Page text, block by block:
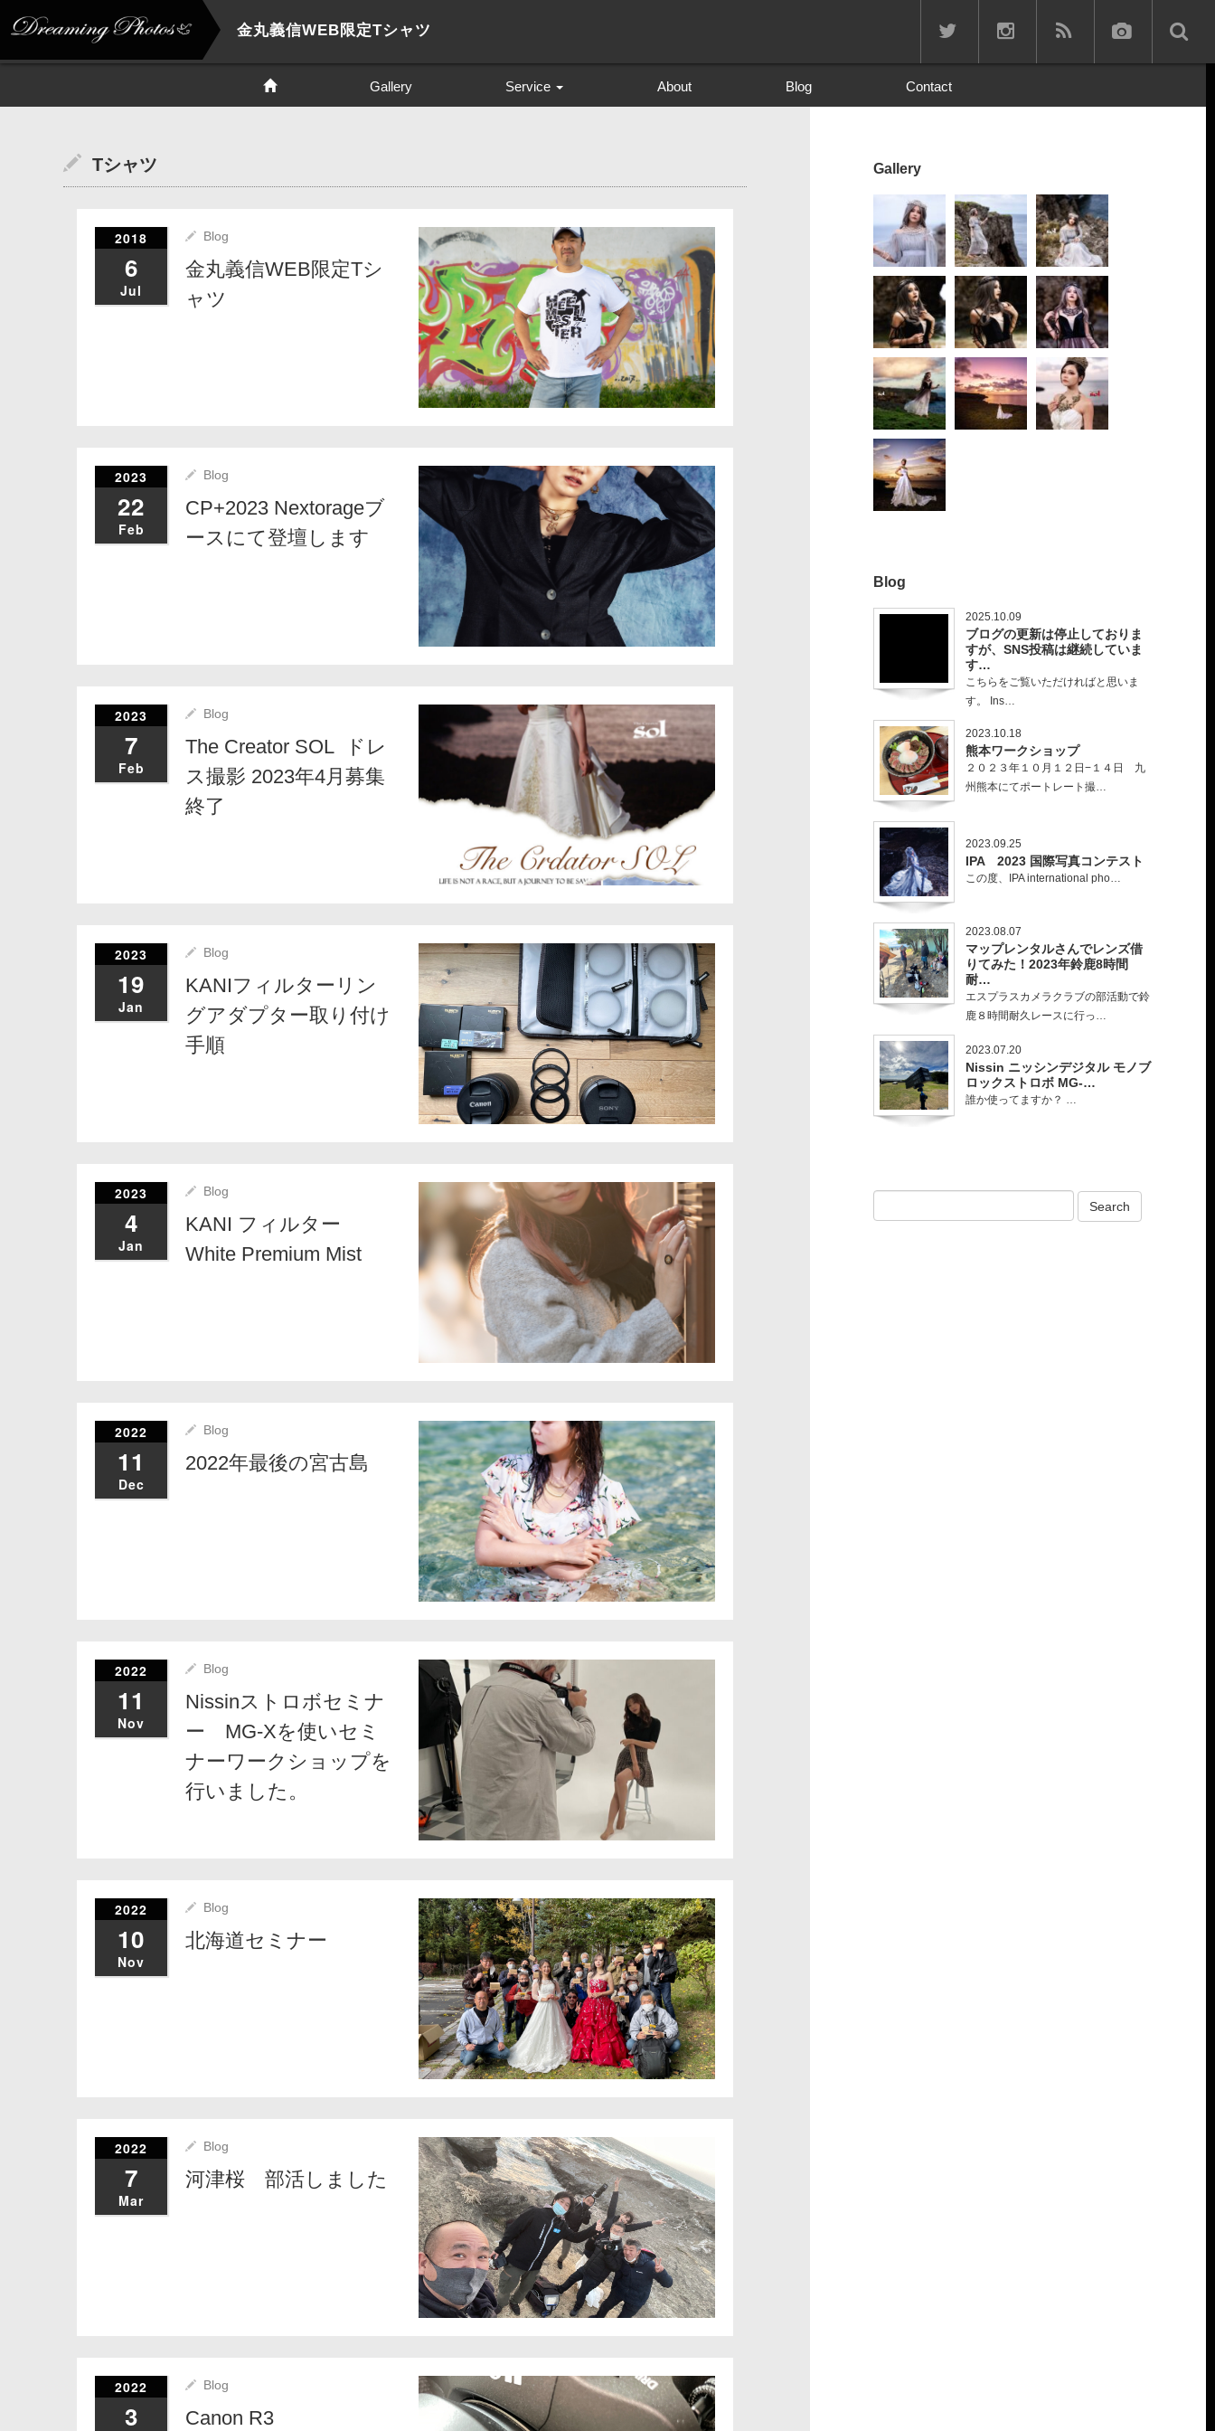
金丸義信WEB限定Tシャツ
Gallery Service About Blog Contact
Tシャツ
2018
6
Jul
Blog
金丸義信WEB限定Tシ
ャツ
2023
22
Feb
Blog
CP+2023 Nextorageブ
ースにて登壇します
2023
7
Feb
Blog
The Creator SOL ドレ
ス撮影 2023年4月募集
終了
2023
19
Jan
Blog
KANIフィルターリン
グアダプター取り付け
手順
2023
4
Jan
Blog
KANI フィルター
White Premium Mist
2022
11
Dec
Blog
2022年最後の宮古島
2022
11
Nov
Blog
Nissinストロボセミナ
ー MG-Xを使いセミ
ナーワークショップを
行いました。
2022
10
Nov
Blog
北海道セミナー
2022
7
Mar
Blog
河津桜 部活しました
2022
3
Blog
Canon R3
Gallery
Blog
2025.10.09
ブログの更新は停止しておりま
すが、SNS投稿は継続していま
す…
こちらをご覧いただければと思いま
す。 Ins…
2023.10.18
熊本ワークショップ
２０２３年１０月１２日−１４日 九
州熊本にてポートレート撮…
2023.09.25
IPA 2023 国際写真コンテスト
この度、IPA international pho…
2023.08.07
マップレンタルさんでレンズ借
りてみた！2023年鈴鹿8時間
耐…
エスプラスカメラクラブの部活動で鈴
鹿８時間耐久レースに行っ…
2023.07.20
Nissin ニッシンデジタル モノブ
ロックストロボ MG-…
誰か使ってますか？ …